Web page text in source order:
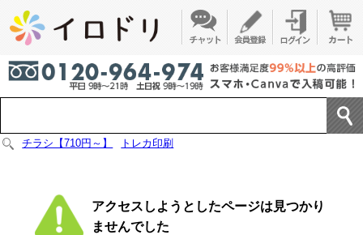
チラシ【710円～】 トレカ印刷
アクセスしようとしたページは見つかり
ませんでした